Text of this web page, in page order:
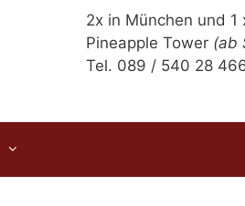
2x in München und 1
Pineapple Tower (ab
Tel. 089 / 540 28